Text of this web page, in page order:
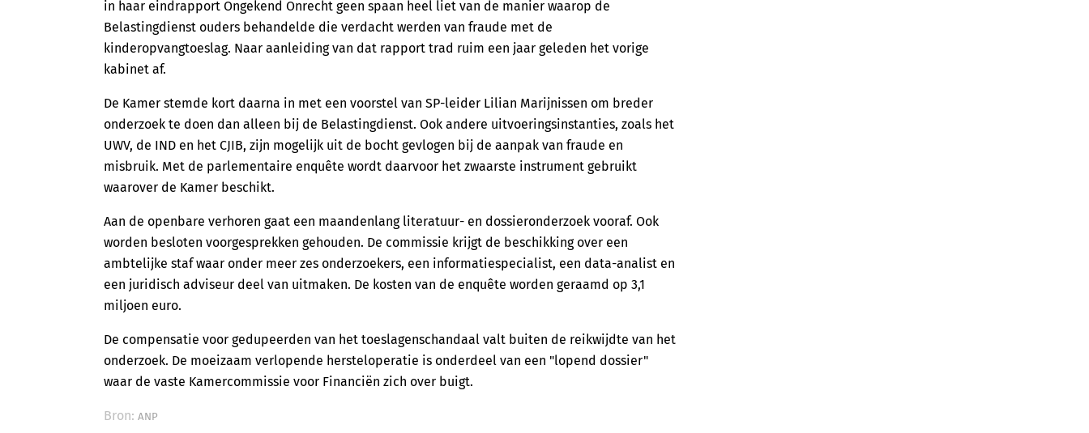
in haar eindrapport Ongekend Onrecht geen spaan heel liet van de manier waarop de
Belastingdienst ouders behandelde die verdacht werden van fraude met de
kinderopvangtoeslag. Naar aanleiding van dat rapport trad ruim een jaar geleden het vorige
kabinet af.
De Kamer stemde kort daarna in met een voorstel van SP-leider Lilian Marijnissen om breder
onderzoek te doen dan alleen bij de Belastingdienst. Ook andere uitvoeringsinstanties, zoals het
UWV, de IND en het CJIB, zijn mogelijk uit de bocht gevlogen bij de aanpak van fraude en
misbruik. Met de parlementaire enquête wordt daarvoor het zwaarste instrument gebruikt
waarover de Kamer beschikt.
Aan de openbare verhoren gaat een maandenlang literatuur- en dossieronderzoek vooraf. Ook
worden besloten voorgesprekken gehouden. De commissie krijgt de beschikking over een
ambtelijke staf waar onder meer zes onderzoekers, een informatiespecialist, een data-analist en
een juridisch adviseur deel van uitmaken. De kosten van de enquête worden geraamd op 3,1
miljoen euro.
De compensatie voor gedupeerden van het toeslagenschandaal valt buiten de reikwijdte van het
onderzoek. De moeizaam verlopende hersteloperatie is onderdeel van een "lopend dossier"
waar de vaste Kamercommissie voor Financiën zich over buigt.
Bron: ANP